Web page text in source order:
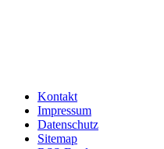
Kontakt
Impressum
Datenschutz
Sitemap